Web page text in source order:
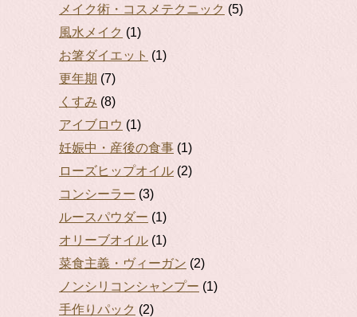
メイク術・コスメテクニック (5)
風水メイク (1)
お箸ダイエット (1)
更年期 (7)
くすみ (8)
アイブロウ (1)
妊娠中・産後の食事 (1)
ローズヒップオイル (2)
コンシーラー (3)
ルースパウダー (1)
オリーブオイル (1)
菜食主義・ヴィーガン (2)
ノンシリコンシャンプー (1)
手作りパック (2)